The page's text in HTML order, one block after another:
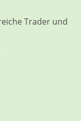
Trader und